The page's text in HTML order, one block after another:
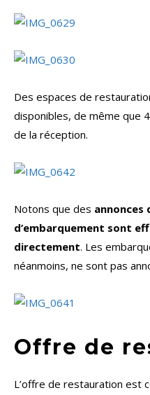
Des espaces de
disponibles, de même que
de la réception.
Notons que des annonces
d’embarquement sont
directement. Les
néanmoins, ne sont pas
Offre de
L’offre de restauration est